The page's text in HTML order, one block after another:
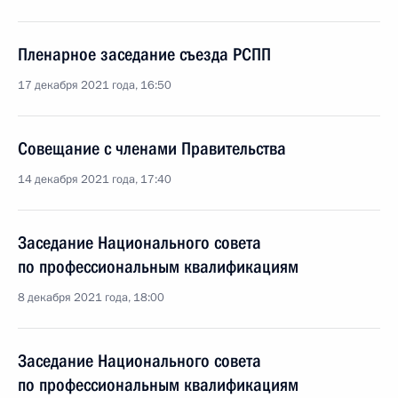
Пленарное заседание съезда РСПП
17 декабря 2021 года, 16:50
Совещание с членами Правительства
14 декабря 2021 года, 17:40
Заседание Национального совета
по профессиональным квалификациям
8 декабря 2021 года, 18:00
Заседание Национального совета
по профессиональным квалификациям